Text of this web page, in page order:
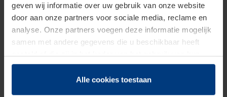
geven wij informatie over uw gebruik van onze website
door aan onze partners voor sociale media, reclame en
analyse. Onze partners voegen deze informatie mogelijk
samen met andere gegevens die u beschikbaar heeft
gesteld of die zij in het kader van het gebruik van hun
dienstverlening hebben verzameld.
Juridisch zijn wij gerechtigd om cookies op uw computer
Alle cookies toestaan
Parkeergarages en parkeren
De parkeeroplossingen van Hörmann zijn
veiligheid in uw parkeergarages. Dankzij onze
slagbomen, geavanceerde